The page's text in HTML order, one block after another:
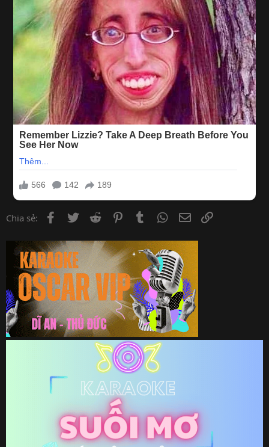
Chia sẻ: Facebook
Twitter Reddit PinterestTumblr WhatsApp
Email